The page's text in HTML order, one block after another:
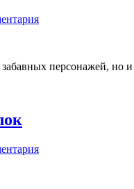
к
втулок
персонажей,
к